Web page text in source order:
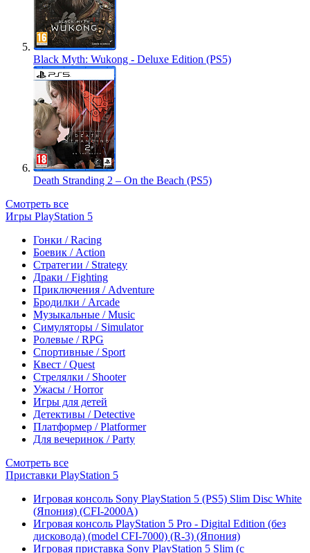
Black Myth: Wukong - Deluxe Edition (PS5)
Death Stranding 2 – On the Beach (PS5)
Смотреть все
Игры PlayStation 5
Гонки / Racing
Боевик / Action
Стратегии / Strategy
Драки / Fighting
Приключения / Adventure
Бродилки / Arcade
Музыкальные / Music
Симуляторы / Simulator
Ролевые / RPG
Спортивные / Sport
Квест / Quest
Стрелялки / Shooter
Ужасы / Horror
Игры для детей
Детективы / Detective
Платформер / Platformer
Для вечеринок / Party
Смотреть все
Приставки PlayStation 5
Игровая консоль Sony PlayStation 5 (PS5) Slim Disc White
(Япония) (CFI-2000A)
Игровая консоль PlayStation 5 Pro - Digital Edition (без
дисковода) (model CFI-7000) (R-3) (Япония)
Игровая приставка Sony PlayStation 5 Slim (с